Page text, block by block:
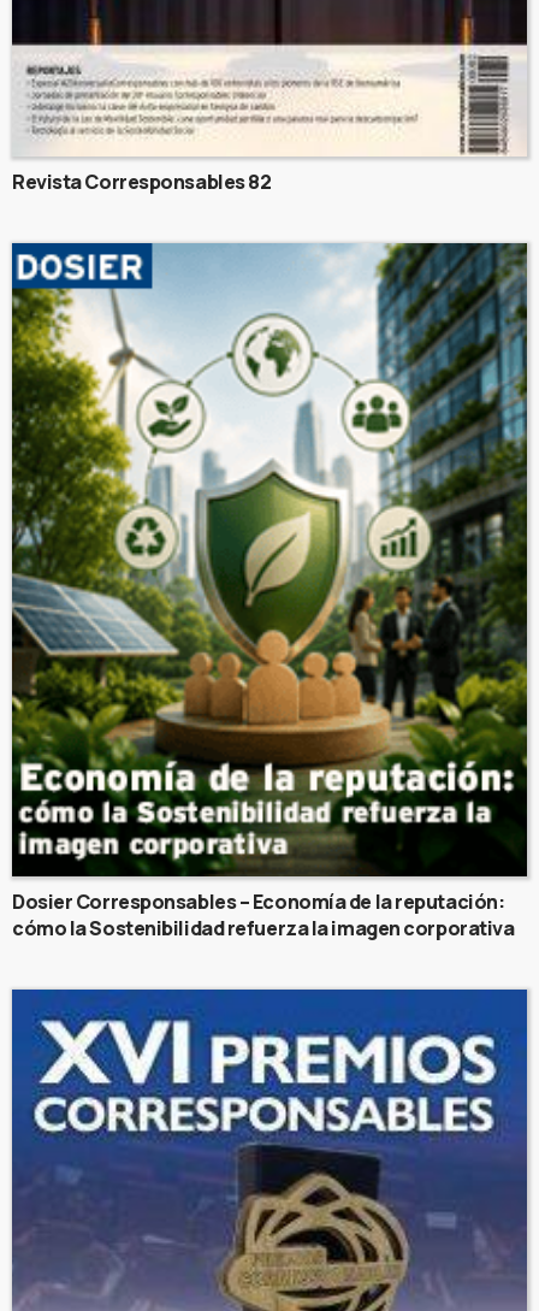
Revista Corresponsables 82
Dosier Corresponsables – Economía de la reputación:
cómo la Sostenibilidad refuerza la imagen corporativa